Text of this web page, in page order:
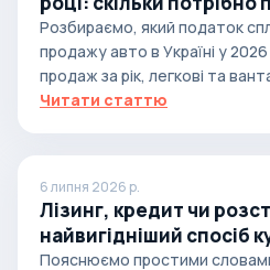
випадках
Розбираємо, який податок
продажу авто в Україні у
продаж за рік, легкові та
Читати статтю
6 липня 2026 р.
Лізинг, кредит чи
найвигідніший спосіб
Пояснюємо простими